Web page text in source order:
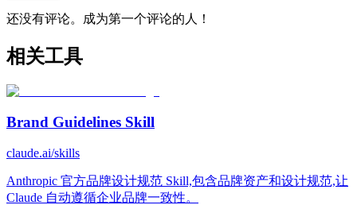
还没有评论。成为第一个评论的人！
相关工具
Brand Guidelines Skill
claude.ai/skills
Anthropic 官方品牌设计规范 Skill,包含品牌资产和设计规范,让
Claude 自动遵循企业品牌一致性。